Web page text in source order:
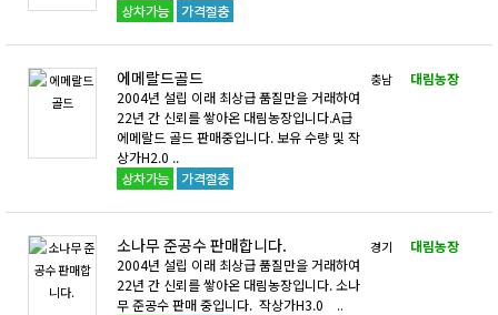
에메랄드골드
2004년 설립 이래 최상급 품질만을 거래하여
22년 간 신뢰를 쌓아온 대림농장입니다.A급
에메랄드 골드 판매중입니다. 보유 수량 및 작
상가H2.0 ..
충남 대림농장
소나무 준공수 판매합니다.
2004년 설립 이래 최상급 품질만을 거래하여
22년 간 신뢰를 쌓아온 대림농장입니다. 소나
무 준공수 판매 중입니다. 작상가H3.0 ..
경기 대림농장